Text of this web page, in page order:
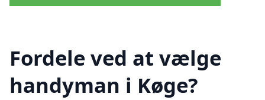
Fordele ved at vælge
handyman i Køge?